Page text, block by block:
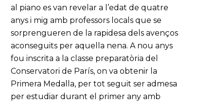
al piano es van revelar a l’edat de quatre
anys i mig amb professors locals que se
sorprengueren de la rapidesa dels avenços
aconseguits per aquella nena. A nou anys
fou inscrita a la classe preparatòria del
Conservatori de París, on va obtenir la
Primera Medalla, per tot seguit ser admesa
per estudiar durant el primer any amb